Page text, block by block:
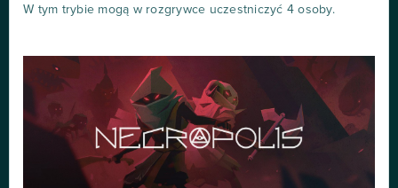
W tym trybie mogą w rozgrywce uczestniczyć 4 osoby.